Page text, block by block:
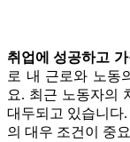
취업에 성공하고
로 내 근로와 노동
요. 최근 노동자의
대두되고 있습니다
의 대우 조건이 중